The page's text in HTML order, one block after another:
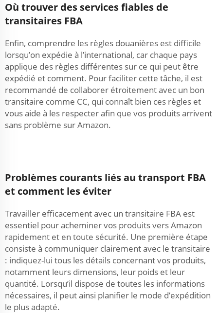
Où trouver des services fiables de
transitaires FBA
Enfin, comprendre les règles douanières est difficile
lorsqu’on expédie à l’international, car chaque pays
applique des règles différentes sur ce qui peut être
expédié et comment. Pour faciliter cette tâche, il est
recommandé de collaborer étroitement avec un bon
transitaire comme CC, qui connaît bien ces règles et
vous aide à les respecter afin que vos produits arrivent
sans problème sur Amazon.
Problèmes courants liés au transport FBA
et comment les éviter
Travailler efficacement avec un transitaire FBA est
essentiel pour acheminer vos produits vers Amazon
rapidement et en toute sécurité. Une première étape
consiste à communiquer clairement avec le transitaire
: indiquez-lui tous les détails concernant vos produits,
notamment leurs dimensions, leur poids et leur
quantité. Lorsqu’il dispose de toutes les informations
nécessaires, il peut ainsi planifier le mode d’expédition
le plus adapté.